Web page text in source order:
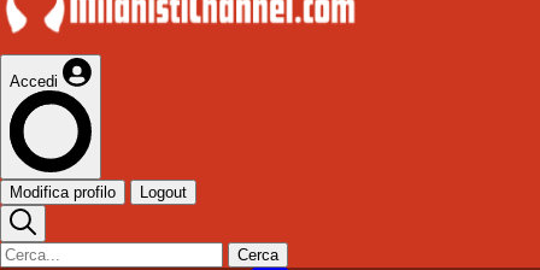
Accedi
Modifica profilo Logout
Cerca